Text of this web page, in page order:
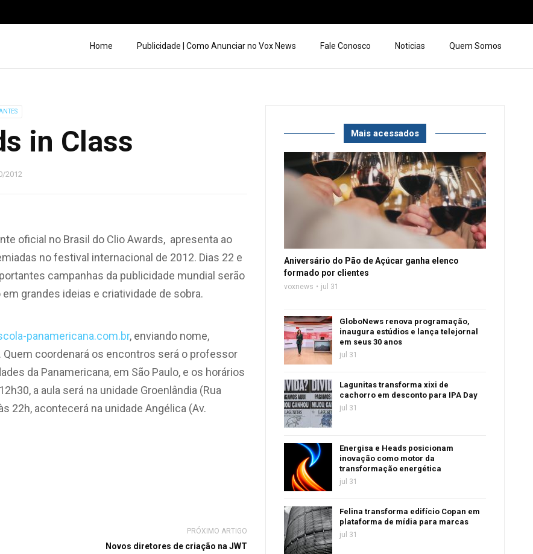
Home Publicidade | Como Anunciar no Vox News Fale Conosco Noticias Quem Somos
in Class
2012
oficial no Brasil do Clio Awards, apresenta ao
no festival internacional de 2012. Dias 22 e
campanhas da publicidade mundial serão
grandes ideias e criatividade de sobra.
panamericana.com.br, enviando nome,
coordenará os encontros será o professor
da Panamericana, em São Paulo, e os horários
a aula será na unidade Groenlândia (Rua
22h, acontecerá na unidade Angélica (Av.
PRÓXIMO ARTIGO
Novos diretores de criação na JWT
Mais acessados
Aniversário do Pão de Açúcar ganha elenco
formado por clientes
voxnews jul 31
GloboNews renova programação,
inaugura estúdios e lança telejornal
em seus 30 anos
jul 31
Lagunitas transforma xixi de
cachorro em desconto para IPA Day
jul 31
Energisa e Heads posicionam
inovação como motor da
transformação energética
jul 31
Felina transforma edifício Copan em
plataforma de mídia para marcas
jul 31